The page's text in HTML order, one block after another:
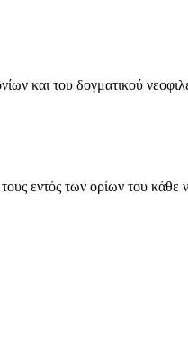
και του δογματικού
εντός των ορίων του κάθε